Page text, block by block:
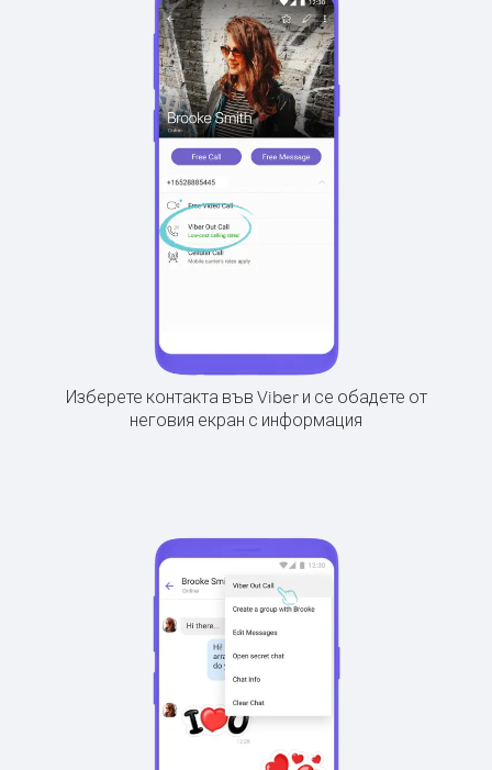
Изберете контакта във Viber и се обадете от
неговия екран с информация